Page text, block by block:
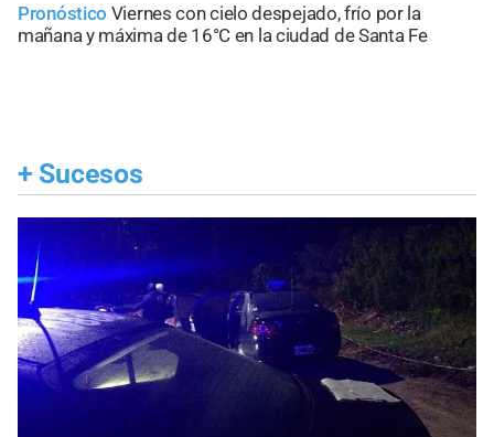
Pronóstico Viernes con cielo despejado, frío por la
mañana y máxima de 16°C en la ciudad de Santa Fe
+ Sucesos